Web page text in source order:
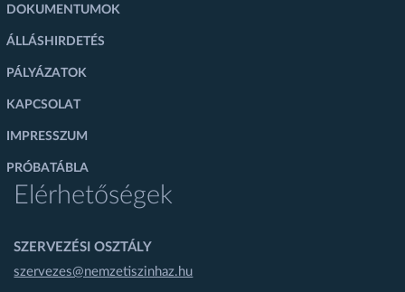
DOKUMENTUMOK
ÁLLÁSHIRDETÉS
PÁLYÁZATOK
KAPCSOLAT
IMPRESSZUM
PRÓBATÁBLA
Elérhetőségek
SZERVEZÉSI OSZTÁLY
szervezes@nemzetiszinhaz.hu